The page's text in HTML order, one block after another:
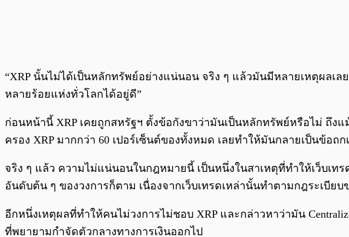
“XRP นั้นไม่ได้เป็นหลักทรัพย์อย่างแน่นอน จริง ๆ แล้วมันมีหลายเหตุผลเ
หลายร้อยแห่งทั่วโลกได้อยู่ดี”
ก่อนหน้านี้ XRP เคยถูกสหรัฐฯ ตั้งข้อกังขาว่ามันเป็นหลักทรัพย์หรือไม่ ถึง
ครอง XRP มากกว่า 60 เปอร์เซ็นต์ของทั้งหมด เลยทำให้มันกลายเป็นข้อถก
จริง ๆ แล้ว ความไม่แน่นอนในกฎหมายนี้ เป็นหนึ่งในสาเหตุที่ทำให้เว็บเท
อันดับต้น ๆ ของวงการก็ตาม เนื่องจากเว็บเทรดเหล่านั้นทำตามกฎระเบีย
อีกหนึ่งเหตุผลที่ทำให้คนไม่วงการไม่ชอบ XRP และกล่าวหาว่ามัน
ที่พยายามกำจัดตัวกลางทางการเงินออกไป